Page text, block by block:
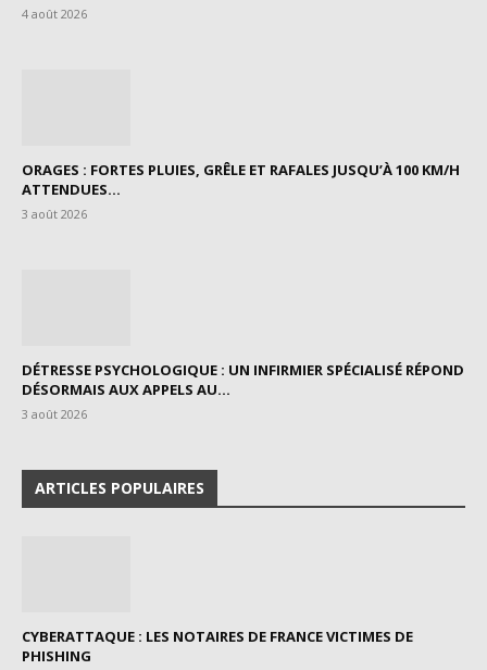
4 août 2026
ORAGES : FORTES PLUIES, GRÊLE ET RAFALES JUSQU’À 100 KM/H
ATTENDUES...
3 août 2026
DÉTRESSE PSYCHOLOGIQUE : UN INFIRMIER SPÉCIALISÉ RÉPOND
DÉSORMAIS AUX APPELS AU...
3 août 2026
ARTICLES POPULAIRES
CYBERATTAQUE : LES NOTAIRES DE FRANCE VICTIMES DE
PHISHING